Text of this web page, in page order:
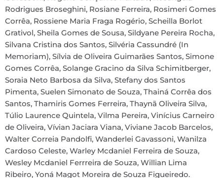
Rodrigues Broseghini, Rosiane Ferreira, Rosimeri Gomes
Corrêa, Rossiene Maria Fraga Rogério, Scheilla Borlot
Grativol, Sheila Gomes de Sousa, Sildyane Pereira Rocha,
Silvana Cristina dos Santos, Silvéria Cassundré (In
Memoriam), Sílvia de Oliveira Guimarães Santos, Simone
Gomes Corrêa, Solange Gracino da Silva Schimitberger,
Soraia Neto Barbosa da Silva, Stefany dos Santos
Pimenta, Suelen Simonato de Souza, Thainá Corrêa dos
Santos, Thamiris Gomes Ferreira, Thaynã Oliveira Silva,
Túlio Laurence Quintela, Vilma Pereira, Vinícius Carneiro
de Oliveira, Vívian Jaciara Viana, Viviane Jacob Barcelos,
Walter Correia Pandolfi, Wanderlei Gavassoni, Wanilza
Cardoso Celeste, Warley Mcdaniel Ferreira de Souza,
Wesley Mcdaniel Ferrreira de Souza, Willian Lima
Ribeiro, Yoná Magot Moreira de Souza Figueiredo.